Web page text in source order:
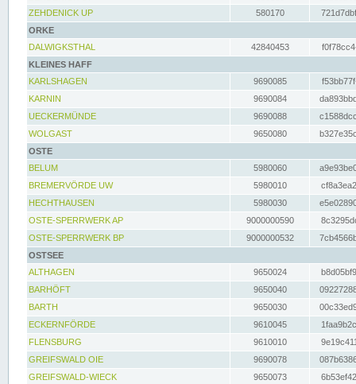
ZEHDENICK UP
580170
ORKE
DALWIGKSTHAL
42840453
KLEINES HAFF
KARLSHAGEN
9690085
KARNIN
9690084
UECKERMÜNDE
9690088
WOLGAST
9650080
OSTE
BELUM
5980060
BREMERVÖRDE UW
5980010
HECHTHAUSEN
5980030
OSTE-SPERRWERK AP
9000000590
OSTE-SPERRWERK BP
9000000532
OSTSEE
ALTHAGEN
9650024
BARHÖFT
9650040
BARTH
9650030
ECKERNFÖRDE
9610045
FLENSBURG
9610010
GREIFSWALD OIE
9690078
GREIFSWALD-WIECK
9650073